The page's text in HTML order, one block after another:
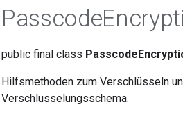
Passcode
public final class
Hilfsmethoden zum Verschlüsseln
Verschlüsselungsschema.